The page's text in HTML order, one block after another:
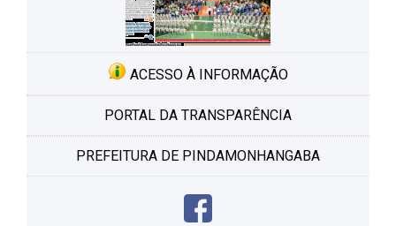
ACESSO À INFORMAÇÃO
PORTAL DA TRANSPARÊNCIA
PREFEITURA DE PINDAMONHANGABA